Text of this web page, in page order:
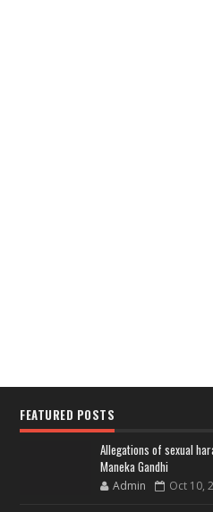
FEATURED POSTS
Allegations of sexual
Maneka Gandhi
Admin Oct 10,